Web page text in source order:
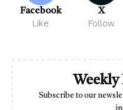
Facebook
Like
X
Follow
Subscribe to our